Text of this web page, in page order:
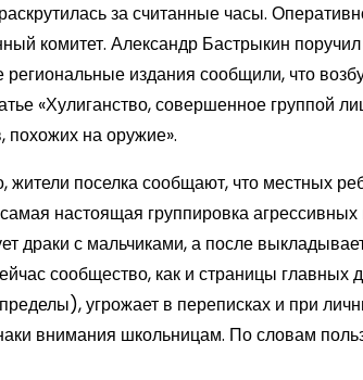
за считанные часы.
комитет. Александр Бастрыкин
региональные издания сообщили, что
«Хулиганство, совершенное группой
похожих на оружие».
жители поселка сообщают, что местных
настоящая группировка
драки с мальчиками, а после
сообщество, как и страницы главных
угрожает в переписках и при
внимания школьницам. По словам